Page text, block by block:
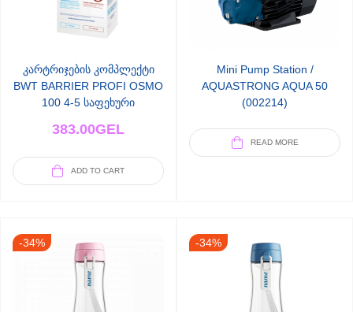
კარტრიჯების კომპლექტი
BWT BARRIER PROFI OSMO
100 4-5 საფეხური
383.00GEL
ADD TO CART
Mini Pump Station /
AQUASTRONG AQUA 50
(002214)
READ MORE
-34% -34%